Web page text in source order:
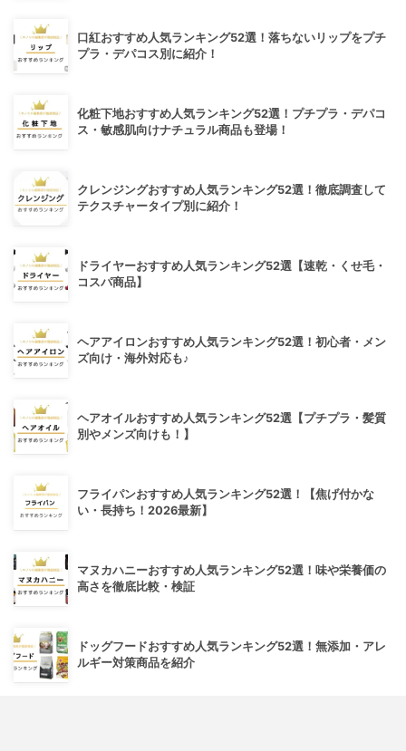
口紅おすすめ人気ランキング52選！落ちないリップをプチ
プラ・デパコス別に紹介！
化粧下地おすすめ人気ランキング52選！プチプラ・デパコ
ス・敏感肌向けナチュラル商品も登場！
クレンジングおすすめ人気ランキング52選！徹底調査して
テクスチャータイプ別に紹介！
ドライヤーおすすめ人気ランキング52選【速乾・くせ毛・
コスパ商品】
ヘアアイロンおすすめ人気ランキング52選！初心者・メン
ズ向け・海外対応も♪
ヘアオイルおすすめ人気ランキング52選【プチプラ・髪質
別やメンズ向けも！】
フライパンおすすめ人気ランキング52選！【焦げ付かな
い・長持ち！2026最新】
マヌカハニーおすすめ人気ランキング52選！味や栄養価の
高さを徹底比較・検証
ドッグフードおすすめ人気ランキング52選！無添加・アレ
ルギー対策商品を紹介